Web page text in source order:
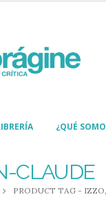
¿QUÉ
CLAUDE
PRODUCT TAG -